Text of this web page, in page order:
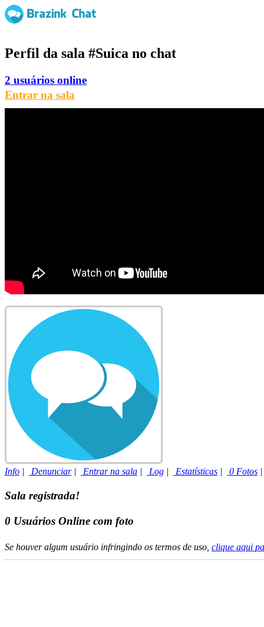
Perfil da sala #Suica no chat
2 usuários online
Entrar na sala
Info | Denunciar| Entrar na sala | Log | Estatísticas | 0 Fotos
Sala registrada!
0 Usuários Online com foto
Se houver algum usuário infringindo os termos de uso, clique aqui